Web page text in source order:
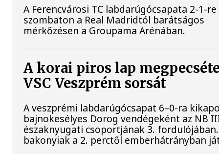
A Ferencvárosi TC labdarúgócsapata 2-1-
szombaton a Real Madridtól barátságos
mérkőzésen a Groupama Arénában.
A korai piros lap
VSC Veszprém sorsát
A veszprémi labdarúgócsapat 6–0-ra
bajnokesélyes Dorog vendégeként az NB
északnyugati csoportjának 3.
bakonyiak a 2. perctől emberhátrányban